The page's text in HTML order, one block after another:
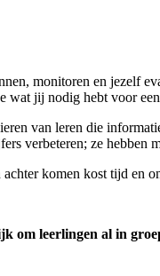
monitoren en jezelf
wat jij nodig hebt voor
van leren die
verbeteren; ze hebben
achter komen kost tijd en
om leerlingen al in